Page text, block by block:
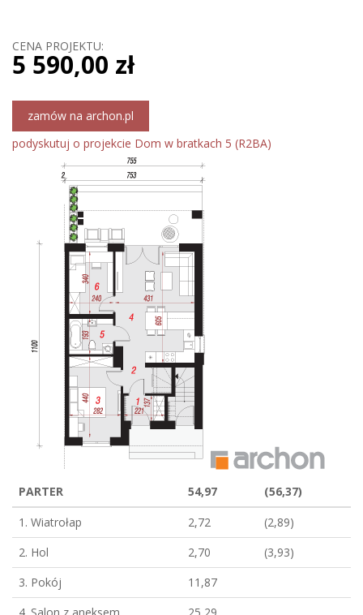
CENA PROJEKTU:
5 590,00 zł
zamów na archon.pl
podyskutuj o projekcie Dom w bratkach 5 (R2BA)
PARTER 54,97
(56,37)
1. Wiatrołap
2,72
(2,89)
2. Hol
2,70
(3,93)
3. Pokój
11,87